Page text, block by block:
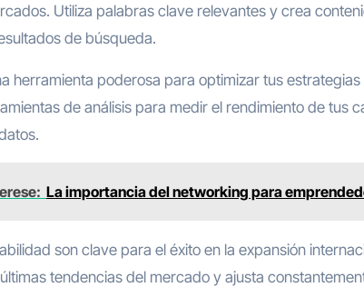
Utiliza palabras clave relevantes y crea
de búsqueda.
herramienta poderosa para optimizar tus
de análisis para medir el rendimiento de tus
La importancia del networking para
son clave para el éxito en la expansión
tendencias del mercado y ajusta